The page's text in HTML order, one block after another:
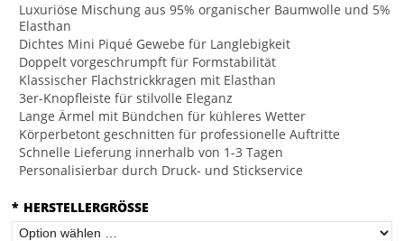
Luxuriöse Mischung aus 95% organischer Baumwolle und 5%
Elasthan
Dichtes Mini Piqué Gewebe für Langlebigkeit
Doppelt vorgeschrumpft für Formstabilität
Klassischer Flachstrickkragen mit Elasthan
3er-Knopfleiste für stilvolle Eleganz
Lange Ärmel mit Bündchen für kühleres Wetter
Körperbetont geschnitten für professionelle Auftritte
Schnelle Lieferung innerhalb von 1-3 Tagen
Personalisierbar durch Druck- und Stickservice
* HERSTELLERGRÖSSE